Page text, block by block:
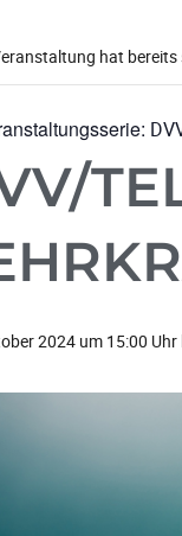
hat
2024 um 15:00 Uhr